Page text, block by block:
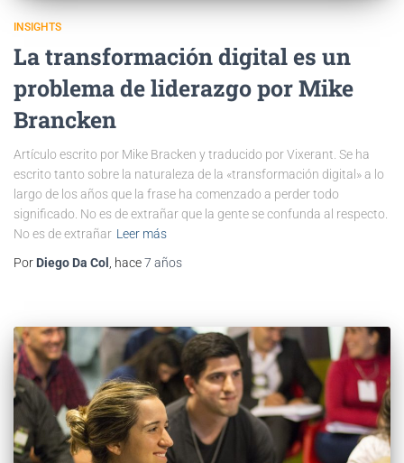
INSIGHTS
La transformación digital es un
problema de liderazgo por Mike
Brancken
Artículo escrito por Mike Bracken y traducido por Vixerant. Se ha
escrito tanto sobre la naturaleza de la «transformación digital» a lo
largo de los años que la frase ha comenzado a perder todo
significado. No es de extrañar que la gente se confunda al respecto.
No es de extrañar Leer más
Por Diego Da Col , hace7 años